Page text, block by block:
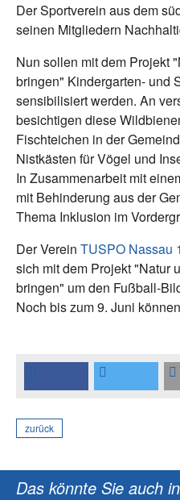
Der Sportverein aus dem
seinen Mitgliedern
Nun sollen mit dem Projekt
bringen" Kindergarten- und
sensibilisiert werden. An
besichtigen diese
Fischteichen in der
Nistkästen für Vögel und
In Zusammenarbeit mit
mit Behinderung aus der
Thema Inklusion im
Der Verein TUSPO Nassau
sich mit dem Projekt "Natur
bringen" um den Fußball-
Noch bis zum 9. Juni
zurück
Das könnte Sie auch